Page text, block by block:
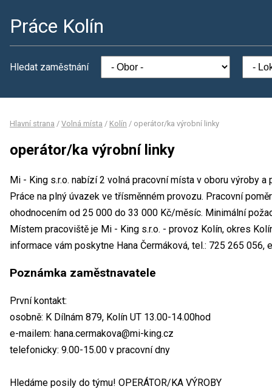
Práce Kolín
Hledat zaměstnání
Hlavní strana / Volná místa / Kolín / operátor/ka výrobní linky
operátor/ka výrobní linky
Mi - King s.r.o. nabízí 2 volná pracovní místa v oboru výroby
Práce na plný úvazek ve třísměnném provozu. Pracovní
ohodnocením od 25 000 do 33 000 Kč/měsíc. Minimální
Místem pracoviště je Mi - King s.r.o. - provoz Kolín, okres
informace vám poskytne Hana Čermáková, tel.: 725 265 056,
Poznámka zaměstnavatele
První kontakt:
osobně: K Dílnám 879, Kolín UT 13.00-14.00hod
e-mailem: hana.cermakova@mi-king.cz
telefonicky: 9.00-15.00 v pracovní dny
Hledáme posily do týmu! OPERÁTOR/KA VÝROBY